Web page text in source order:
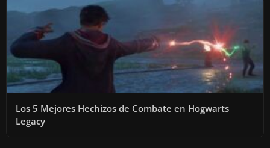
Los 5 Mejores Hechizos de Combate en Hogwarts
Legacy